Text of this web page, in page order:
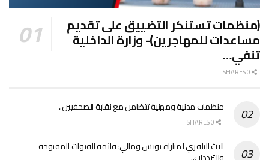
(منظمات تستنكر التضييق على تقديم
مساعدات للمهاجرين)- وزارة الداخلية
تنفي…
منظمات مدنية ومهنية تتضامن مع نقابة الصحفيين..
البث التلفزي لمباراة تونس ومالي: قائمة القنوات المفتوحة